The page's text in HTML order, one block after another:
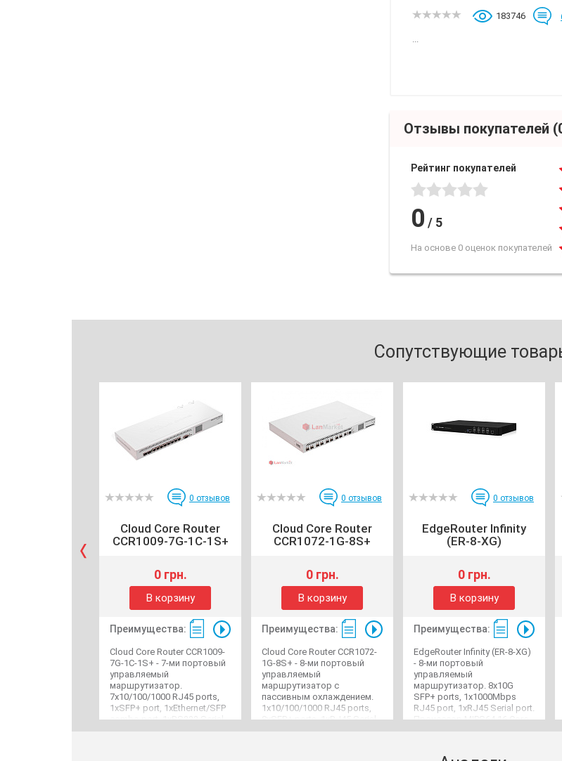
183746
Отзывы покупателей
Рейтинг покупателей
0 / 5
На основе 0 оценок покупателей
Сопутствующие
0 отзывов
Cloud Core Router
CCR1009-7G-1C-1S+
0 грн.
В корзину
Преимущества:
Cloud Core Router CCR1009-
7G-1C-1S+ - 7-ми портовый
управляемый
маршрутизатор.
7х10/100/1000 RJ45 ports,
1хSFP+ port, 1xEthernet/SFP
combo port, 1xRS232 Serial
0 отзывов
Cloud Core Router
CCR1072-1G-8S+
0 грн.
В корзину
Преимущества:
Cloud Core Router CCR1072-
1G-8S+ - 8-ми портовый
управляемый
маршрутизатор с
пассивным охлаждением.
1х10/100/1000 RJ45 ports,
8хSFP+ ports, 1xRJ45 Serial
0 отзывов
EdgeRouter Infinity
(ER-8-XG)
0 грн.
В корзину
Преимущества:
EdgeRouter Infinity (ER-8-XG)
- 8-ми портовый
управляемый
маршрутизатор. 8x10G
SFP+ ports, 1x1000Mbps
RJ45 port, 1xRJ45 Serial port.
Процессор MIPS64 16 Core